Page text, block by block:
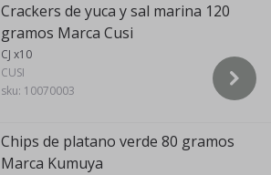
Crackers de yuca y sal marina 120
gramos Marca Cusi
CJ x10
CUSI
sku: 10070003
Chips de platano verde 80 gramos
Marca Kumuya